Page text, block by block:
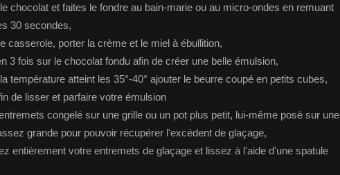
chocolat et faites le fondre au bain-marie ou au micro-ondes en remuant
30 secondes,
casserole, porter la crème et le miel à ébullition,
3 fois sur le chocolat fondu afin de créer une belle émulsion,
température atteint les 35°-40° ajouter le beurre coupé en petits cubes,
de lisser et parfaire votre émulsion
congelé sur une grille ou un pot plus petit, lui-même posé sur une
grande pour pouvoir récupérer l'excédent de glaçage,
entièrement votre entremets de glaçage et lissez à l'aide d'une spatule